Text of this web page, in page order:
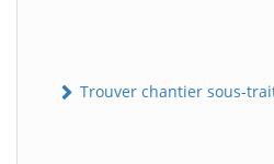
Trouver chantier sous-